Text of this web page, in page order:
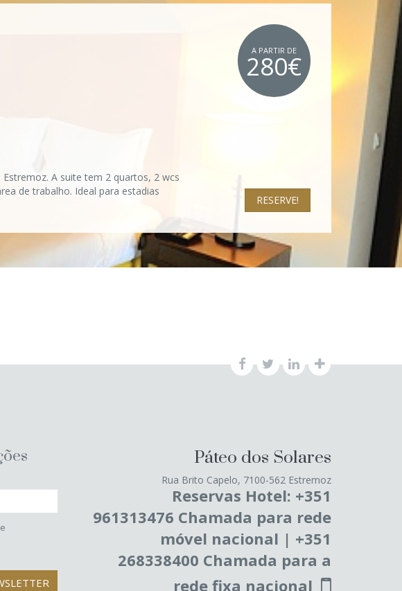
RESERVE!
A suite tem 2 quartos, 2 wcs
de trabalho. Ideal para estadias
A PARTIR DE
280€
Páteo dos Solares
Rua Brito Capelo, 7100-562 Estremoz
Reservas Hotel: +351
961313476 Chamada para rede
móvel nacional | +351
268338400 Chamada para a
rede fixa nacional